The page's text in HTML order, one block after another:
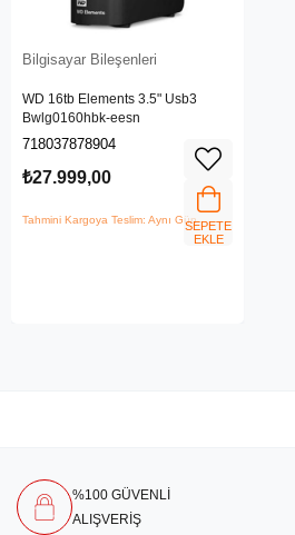
Bilgisayar Bileşenleri
WD 16tb Elements 3.5" Usb3
Bwlg0160hbk-eesn
718037878904
₺27.999,00
Tahmini Kargoya Teslim: Aynı GünSEPETE
EKLE
%100 GÜVENLİ
ALIŞVERİŞ